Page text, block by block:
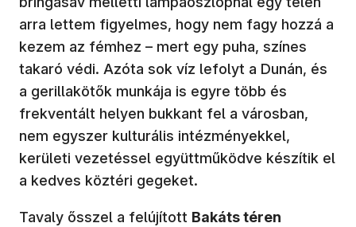
arra lettem figyelmes, hogy nem fagy hozzá a
kezem az fémhez – mert egy puha, színes
takaró védi. Azóta sok víz lefolyt a Dunán, és
a gerillakötők munkája is egyre több és
frekventált helyen bukkant fel a városban,
nem egyszer kulturális intézményekkel,
kerületi vezetéssel együttműködve készítik el
a kedves köztéri gegeket.
Tavaly ősszel a felújított Bakáts téren